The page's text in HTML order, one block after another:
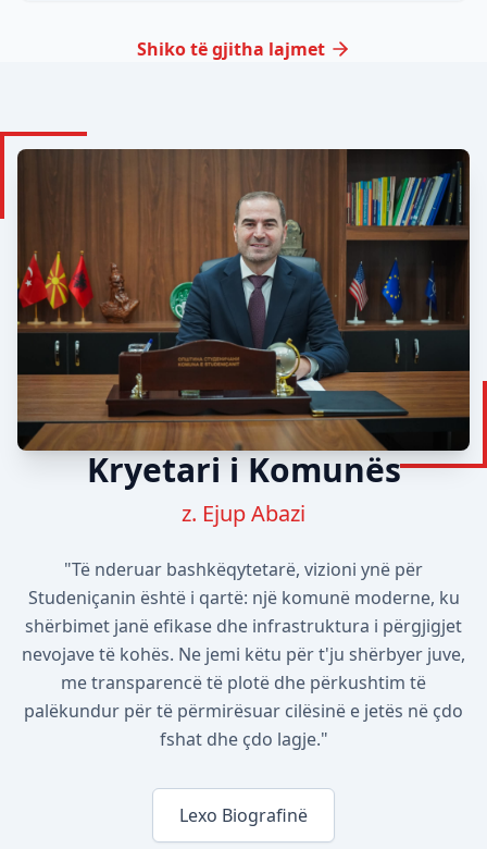
Shiko të gjitha lajmet
Kryetari i Komunës
z. Ejup Abazi
"Të nderuar bashkëqytetarë, vizioni ynë për
Studeniçanin është i qartë: një komunë moderne, ku
shërbimet janë efikase dhe infrastruktura i përgjigjet
nevojave të kohës. Ne jemi këtu për t'ju shërbyer juve,
me transparencë të plotë dhe përkushtim të
palëkundur për të përmirësuar cilësinë e jetës në çdo
fshat dhe çdo lagje."
Lexo Biografinë